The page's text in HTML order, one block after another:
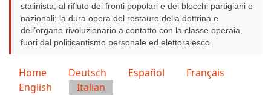
stalinista; al rifiuto dei fronti popolari e dei blocchi partigiani e
nazionali; la dura opera del restauro della dottrina e
dell’organo rivoluzionario a contatto con la classe operaia,
fuori dal politicantismo personale ed elettoralesco.
Seleziona la tua lingua
Home Deutsch Español
Français
English
Italian